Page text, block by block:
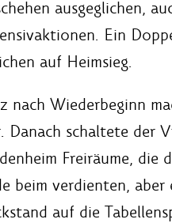
ausgeglichen,
Ein
auf Heimsieg.
nach Wiederbeginn
Danach schaltete der
Freiräume, die
beim verdienten,
auf die